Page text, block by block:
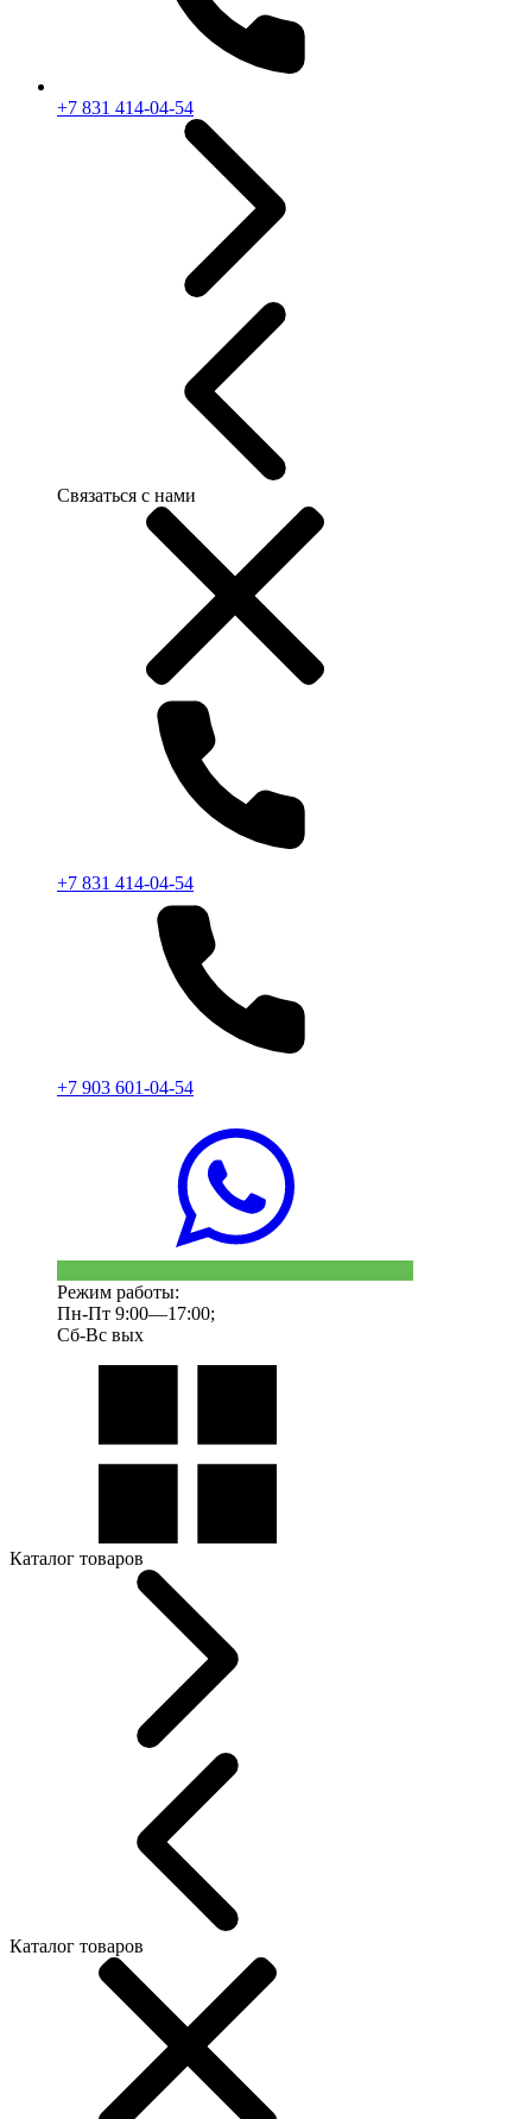
+7 831 414-04-54
Связаться с нами
+7 831 414-04-54
+7 903 601-04-54
Режим работы:
Пн-Пт 9:00—17:00;
Сб-Вс вых
Каталог товаров
Каталог товаров